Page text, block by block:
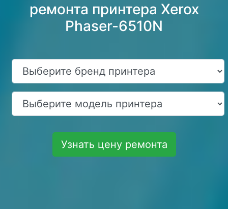
ремонта принтера Xerox
Phaser-6510N
Узнать цену ремонта